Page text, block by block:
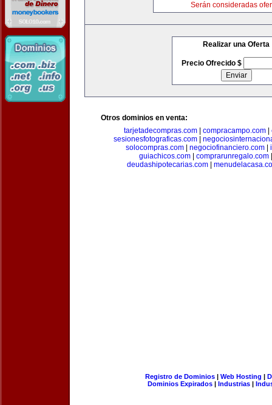
Serán consideradas
Realizar una Oferta
Precio Ofrecido $
Otros dominios en venta:
tarjetadecompras.com
compracampo.com
sesionesfotograficas.com
solocompras.com| negociofinanciero.com|
guiachicos.com
comprarunregalo.com
deudashipotecarias.com|
Registro de Dominios| Web Hosting |
Dominios Expirados | Industrias |